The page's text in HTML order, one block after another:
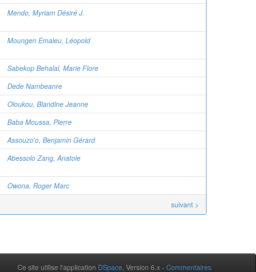
Mendo, Myriam Désiré J.
Moungen Emaleu, Léopold
Sabekop Behalal, Marie Flore
Dede Nambeanre
Oloukou, Blandine Jeanne
Baba Moussa, Pierre
Assouzo'o, Benjamin Gérard
Abessolo Zang, Anatole
Owona, Roger Marc
suivant >
Ce site utilise l'application DSpace, Version 6.x - Commentaires